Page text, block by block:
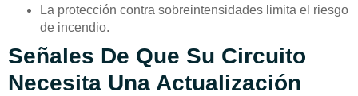
La protección contra sobreintensidades limita el riesgo
de incendio.
Señales De Que Su Circuito
Necesita Una Actualización